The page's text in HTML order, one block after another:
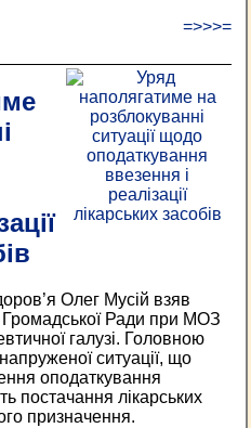
=>>>=
Олег Мусій взяв
Громадської Ради при МОЗ
галузі. Головною
ситуації, що
оподаткування
постачання лікарських
призначення.